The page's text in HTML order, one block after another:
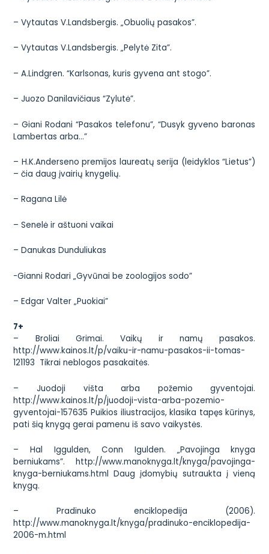
– Vytautas V.Landsbergis. „Obuolių pasakos”.
– Vytautas V.Landsbergis. „Pelytė Zita”.
– A.Lindgren. “Karlsonas, kuris gyvena ant stogo”.
– Juozo Danilavičiaus “Zylutė”.
– Giani Rodani “Pasakos telefonu”, “Dusyk gyveno baronas
Lambertas arba…”
– H.K.Anderseno premijos laureatų serija (leidyklos “Lietus”)
– čia daug įvairių knygelių.
– Ragana Lilė
– Senelė ir aštuoni vaikai
– Danukas Dunduliukas
-Gianni Rodari „Gyvūnai be zoologijos sodo”
– Edgar Valter „Puokiai”
7+
– Broliai Grimai. Vaikų ir namų pasakos.
http://www.kainos.lt/p/vaiku-ir-namu-pasakos-ii-tomas-
121193 Tikrai neblogos pasakaitės.
– Juodoji višta arba požemio gyventojai.
http://www.kainos.lt/p/juodoji-vista-arba-pozemio-
gyventojai-157635 Puikios iliustracijos, klasika tapęs kūrinys,
pati šią knygą gerai pamenu iš savo vaikystės.
– Hal Iggulden, Conn Igulden. „Pavojinga knyga
berniukams”.http://www.manoknyga.lt/knyga/pavojinga-
knyga-berniukams.html Daug įdomybių sutraukta į vieną
knygą.
– Pradinuko enciklopedija (2006).
http://www.manoknyga.lt/knyga/pradinuko-enciklopedija-
2006-m.html